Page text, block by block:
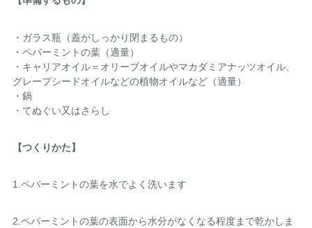
・ガラス瓶（蓋がしっかり閉まるもの）
・ペパーミントの葉（適量）
・キャリアオイル＝オリーブオイルやマカダミアナッツオイル、
グレープシードオイルなどの植物オイルなど（適量）
・鍋
・てぬぐい又はさらし
【つくりかた】
1.ペパーミントの葉を水でよく洗います
2.ペパーミントの葉の表面から水分がなくなる程度まで乾かしま